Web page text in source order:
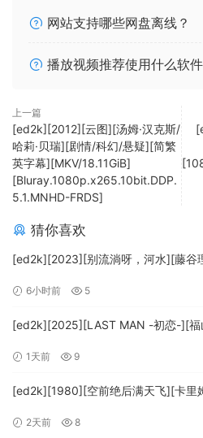
网站支持哪些网盘离线？
播放视频推荐使用什么软件
上一篇
[ed2k][2012][云图][汤姆·汉克斯/
哈莉·贝瑞][剧情/科幻/悬疑][简繁
英字幕][MKV/18.11GiB]
[Bluray.1080p.x265.10bit.DDP.
5.1.MNHD-FRDS]
猜你喜欢
[ed2k][2023][别流淌呀，河水][藤谷
6小时前 5
[ed2k][2025][LAST MAN -初恋-][福
1天前 9
[ed2k][1980][空前绝后满天飞][卡里
HD.MA5.1.x265.10bit-BeiTai]
2天前 8